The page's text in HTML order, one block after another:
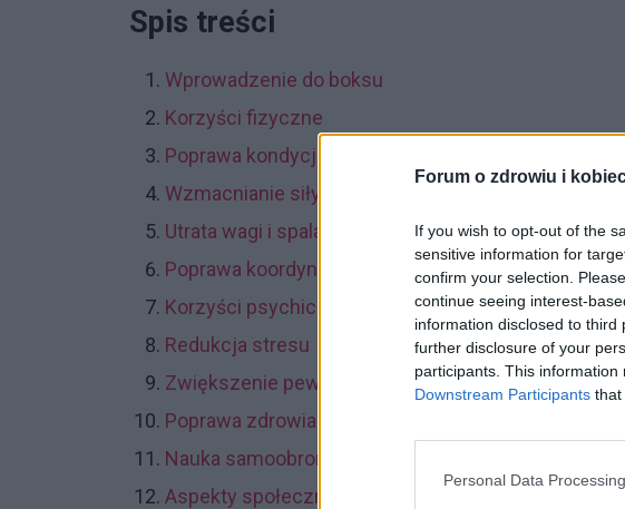
Forum o zdrowiu i
If you wish to opt-out of the
sensitive information for
confirm your selection.
continue seeing interest-
information disclosed to
further disclosure of your
participants. This
Downstream Participants that
Personal Data
Spis treści
Wprowadzenie do boksu
Korzyści fizyczne
Poprawa kondycji fizycznej
Wzmacnianie siły i wytrzymałości
Utrata wagi i spalanie kalorii
Poprawa koordynacji i równowagi
Korzyści psychiczne
Redukcja stresu
Zwiększenie pewności siebie
Poprawa zdrowia serca
Nauka samoobrony
Aspekty społeczne